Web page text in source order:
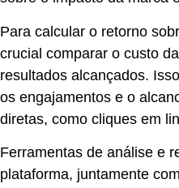
Para calcular o retorno
crucial comparar o custo
resultados alcançados.
os engajamentos e o
diretas, como cliques em
Ferramentas de análise e
plataforma, juntamente